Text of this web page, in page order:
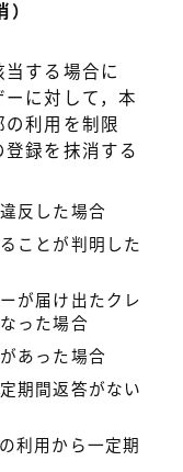
する場合に
に対して，本
の利用を制限
録を抹消する
反した場合
ことが判明した
が届け出たクレ
った場合
あった場合
期間返答がない
利用から一定期